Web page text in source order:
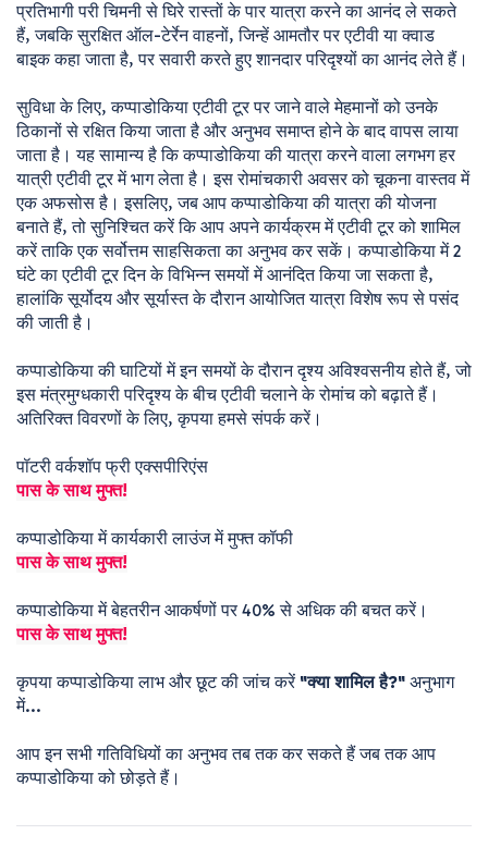
प्रतिभागी परी चिमनी से घिरे रास्तों के पार यात्रा करने का आनंद ले सकते
हैं, जबकि सुरक्षित ऑल-टेर्रेन वाहनों, जिन्हें आमतौर पर एटीवी या क्वाड
बाइक कहा जाता है, पर सवारी करते हुए शानदार परिदृश्यों का आनंद लेते हैं।
सुविधा के लिए, कप्पाडोकिया एटीवी टूर पर जाने वाले मेहमानों को उनके
ठिकानों से रक्षित किया जाता है और अनुभव समाप्त होने के बाद वापस लाया
जाता है। यह सामान्य है कि कप्पाडोकिया की यात्रा करने वाला लगभग हर
यात्री एटीवी टूर में भाग लेता है। इस रोमांचकारी अवसर को चूकना वास्तव में
एक अफसोस है। इसलिए, जब आप कप्पाडोकिया की यात्रा की योजना
बनाते हैं, तो सुनिश्चित करें कि आप अपने कार्यक्रम में एटीवी टूर को शामिल
करें ताकि एक सर्वोत्तम साहसिकता का अनुभव कर सकें। कप्पाडोकिया में 2
घंटे का एटीवी टूर दिन के विभिन्न समयों में आनंदित किया जा सकता है,
हालांकि सूर्योदय और सूर्यास्त के दौरान आयोजित यात्रा विशेष रूप से पसंद
की जाती है।
कप्पाडोकिया की घाटियों में इन समयों के दौरान दृश्य अविश्वसनीय होते हैं, जो
इस मंत्रमुग्धकारी परिदृश्य के बीच एटीवी चलाने के रोमांच को बढ़ाते हैं।
अतिरिक्त विवरणों के लिए, कृपया हमसे संपर्क करें।
पास के साथ मुफ्त!
पास के साथ मुफ्त!
पास के साथ मुफ्त!
कृपया कप्पाडोकिया लाभ और छूट की जांच करें "क्या शामिल है?" अनुभाग
में...
आप इन सभी गतिविधियों का अनुभव तब तक कर सकते हैं जब तक आप
कप्पाडोकिया को छोड़ते हैं।